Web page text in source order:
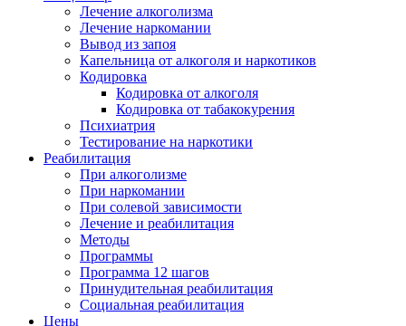
Лечение алкоголизма
Лечение наркомании
Вывод из запоя
Капельница от алкоголя и наркотиков
Кодировка
Кодировка от алкоголя
Кодировка от табакокурения
Психиатрия
Тестирование на наркотики
Реабилитация
При алкоголизме
При наркомании
При солевой зависимости
Лечение и реабилитация
Методы
Программы
Программа 12 шагов
Принудительная реабилитация
Социальная реабилитация
Цены